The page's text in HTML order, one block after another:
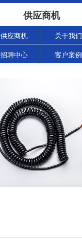
供应商机
供应商机 关于我们
招聘中心 客户案例